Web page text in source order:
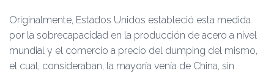
Originalmente, Estados Unidos estableció esta medida
por la sobrecapacidad en la producción de acero a nivel
mundial y el comercio a precio del dumping del mismo,
el cual, consideraban, la mayoría venía de China, sin